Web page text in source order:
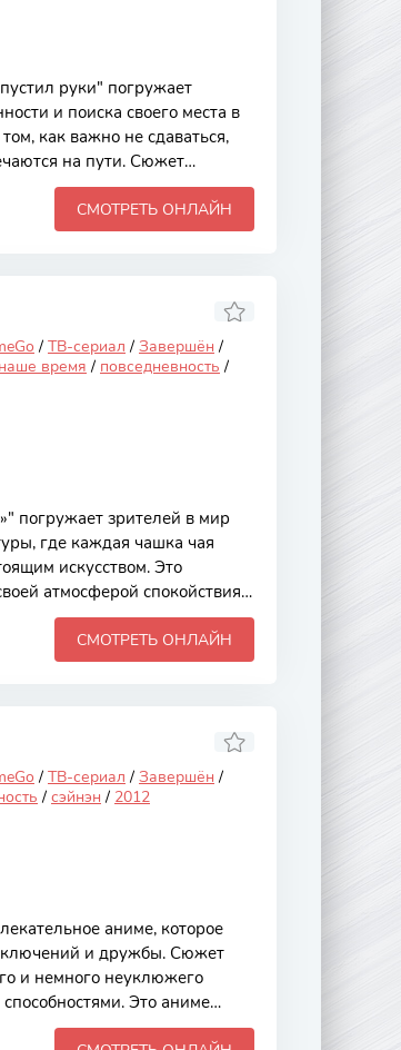
руки" погружает
и поиска своего места в
как важно не сдаваться,
на пути. Сюжет
и веры в себя, что делает
аудитории и всех,
Основной сюжет
СМОТРЕТЬ ОНЛАЙН
/ ТВ-сериал / Завершён /
наше время / повседневность /
погружает зрителей в мир
где каждая чашка чая
искусством. Это
атмосферой спокойствия
каждый из
Сюжет аниме исследует
трудностей, что делает
в
СМОТРЕТЬ ОНЛАЙН
/ ТВ-сериал / Завершён /
/ сэйнэн / 2012
аниме, которое
и дружбы. Сюжет
и немного неуклюжего
Это аниме
запоминающимися